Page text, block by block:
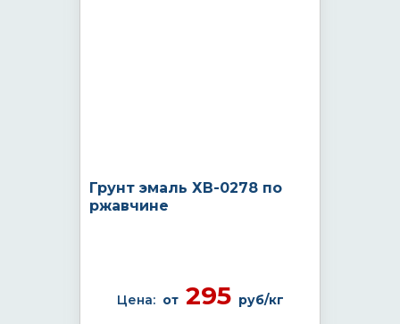
Грунт эмаль ХВ-0278 по
ржавчине
Цена: от295 руб/кг